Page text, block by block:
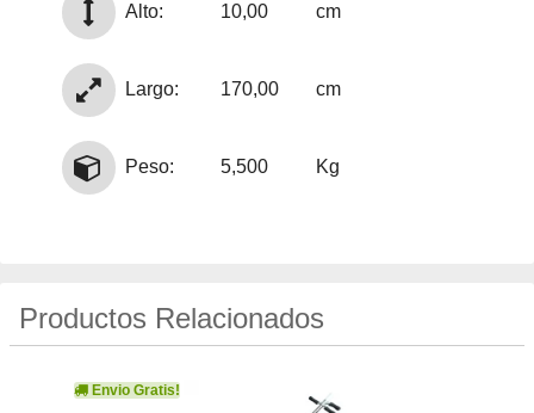
Alto: 10,00 cm
Largo: 170,00 cm
Peso: 5,500 Kg
Productos Relacionados
Envio Gratis!